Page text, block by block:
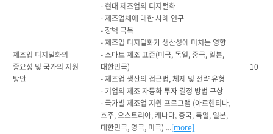
제조업 디지털화의
중요성 및 국가의 지원
방안
- 현대 제조업의 디지털화
- 제조업체에 대한 사례 연구
- 장벽 극복
- 제조업 디지털화가 생산성에 미치는 영향
- 스마트 제조 표준(미국, 독일, 중국, 일본,
대한민국)
- 제조업 생산의 접근법, 체제 및 전략 유형
- 기업의 제조 자동화 투자 결정 방법 구상
- 국가별 제조업 지원 프로그램 (아르헨티나,
호주, 오스트리아, 캐나다, 중국, 독일, 일본,
대한민국, 영국, 미국) ...[more]
10